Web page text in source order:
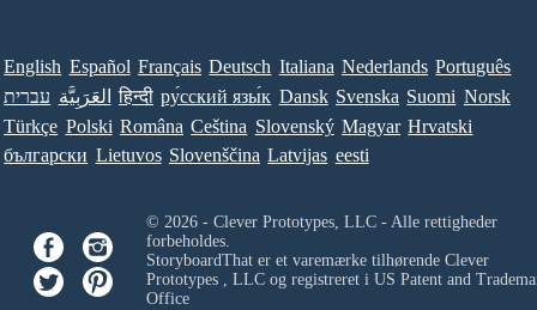
English Español Français Deutsch Italiana Nederlands Português
עברית العَرَبِيَّة हिन्दी ру́сский язы́к Dansk Svenska Suomi Norsk
Türkçe Polski Româna Ceština Slovenský Magyar Hrvatski
български Lietuvos Slovenščina Latvijas eesti
© 2026 - Clever Prototypes, LLC - Alle rettigheder
forbeholdes.
StoryboardThat er et varemærke tilhørende Clever
Prototypes , LLCog registreret i US Patent and
Office